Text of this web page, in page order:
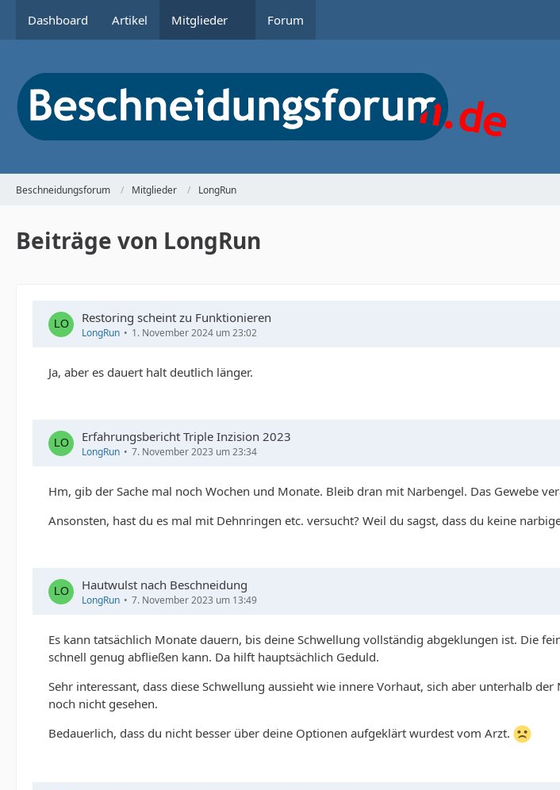
Dashboard Artikel Mitglieder Forum
Beschneidungsforum Mitglieder LongRun
Beiträge von LongRun
Restoring scheint zu Funktionieren
LongRun 1. November 2024 um 23:02
Ja, aber es dauert halt deutlich länger.
Erfahrungsbericht Triple Inzision 2023
LongRun 7. November 2023 um 23:34
Hm, gib der Sache mal noch Wochen und Monate. Bleib dran mit Narbengel. Das Gewebe
Ansonsten, hast du es mal mit Dehnringen etc. versucht? Weil du sagst, dass du keine
Hautwulst nach Beschneidung
LongRun 7. November 2023 um 13:49
Es kann tatsächlich Monate dauern, bis deine Schwellung vollständig abgeklungen ist. Die
schnell genug abfließen kann. Da hilft hauptsächlich Geduld.
Sehr interessant, dass diese Schwellung aussieht wie innere Vorhaut, sich aber unterhalb
noch nicht gesehen.
Bedauerlich, dass du nicht besser über deine Optionen aufgeklärt wurdest vom Arzt.